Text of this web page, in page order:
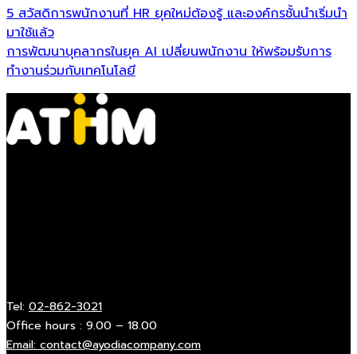
5 สวัสดิการพนักงานที่ HR ยุคใหม่ต้องรู้ และองค์กรชั้นนำเริ่มนำ
มาใช้แล้ว
การพัฒนาบุคลากรในยุค AI เปลี่ยนพนักงาน ให้พร้อมรับการ
ทำงานร่วมกับเทคโนโลยี
Tel: 02-862-3021
Office hours : 9.00 – 18.00
Email: contact@ayodiacompany.com